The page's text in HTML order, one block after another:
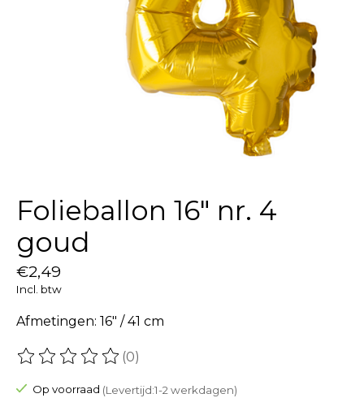
Folieballon 16″ nr. 4
goud
€2,49
Incl. btw
Afmetingen: 16" / 41 cm
De beoordeling van dit product is
(0)
Op voorraad (Levertijd:1-2 werkdagen)